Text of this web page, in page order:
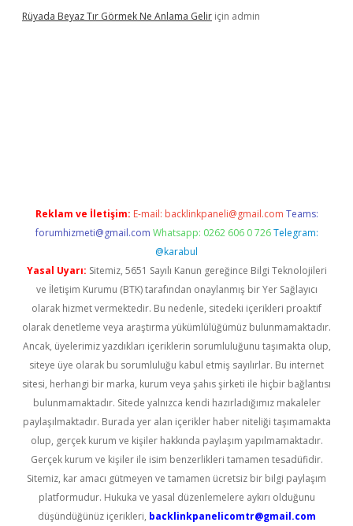
Rüyada Beyaz Tır Görmek Ne Anlama Gelir için admin
Reklam ve İletişim: E-mail: backlinkpaneli@gmail.com Teams:
forumhizmeti@gmail.com Whatsapp: 0262 606 0 726 Telegram:
@karabul
Yasal Uyarı: Sitemiz, 5651 Sayılı Kanun gereğince Bilgi Teknolojileri
ve İletişim Kurumu (BTK) tarafından onaylanmış bir Yer Sağlayıcı
olarak hizmet vermektedir. Bu nedenle, sitedeki içerikleri proaktif
olarak denetleme veya araştırma yükümlülüğümüz bulunmamaktadır.
Ancak, üyelerimiz yazdıkları içeriklerin sorumluluğunu taşımakta olup,
siteye üye olarak bu sorumluluğu kabul etmiş sayılırlar. Bu internet
sitesi, herhangi bir marka, kurum veya şahıs şirketi ile hiçbir bağlantısı
bulunmamaktadır. Sitede yalnızca kendi hazırladığımız makaleler
paylaşılmaktadır. Burada yer alan içerikler haber niteliği taşımamakta
olup, gerçek kurum ve kişiler hakkında paylaşım yapılmamaktadır.
Gerçek kurum ve kişiler ile isim benzerlikleri tamamen tesadüfidir.
Sitemiz, kar amacı gütmeyen ve tamamen ücretsiz bir bilgi paylaşım
platformudur. Hukuka ve yasal düzenlemelere aykırı olduğunu
düşündüğünüz içerikleri, backlinkpanelicomtr@gmail.com